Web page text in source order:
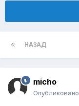
НАЗАД
micho
Опубликовано